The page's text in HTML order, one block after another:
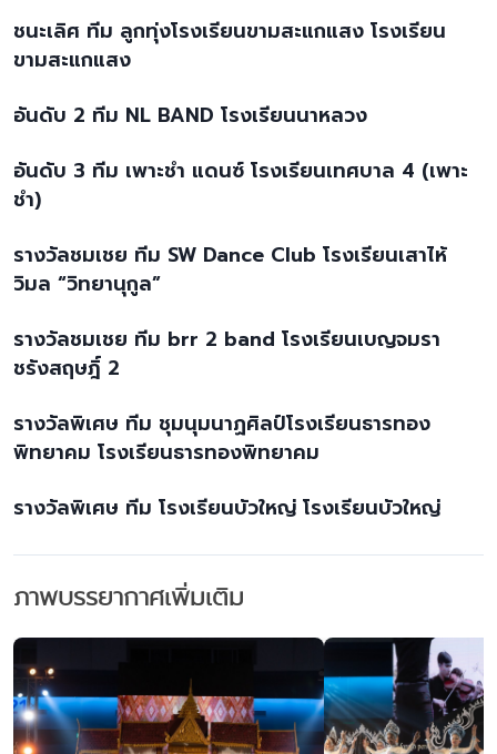
ชนะเลิศ ทีม ลูกทุ่งโรงเรียนขามสะแกแสง โรงเรียน
ขามสะแกแสง
อันดับ 2 ทีม NL BAND โรงเรียนนาหลวง
อันดับ 3 ทีม เพาะชำ แดนซ์ โรงเรียนเทศบาล 4 (เพาะ
ชำ)
รางวัลชมเชย ทีม SW Dance Club โรงเรียนเสาไห้
วิมล “วิทยานุกูล”
รางวัลชมเชย ทีม brr 2 band โรงเรียนเบญจมรา
ชรังสฤษฎิ์ 2
รางวัลพิเศษ ทีม ชุมนุมนาฏศิลป์โรงเรียนธารทอง
พิทยาคม โรงเรียนธารทองพิทยาคม
รางวัลพิเศษ ทีม โรงเรียนบัวใหญ่ โรงเรียนบัวใหญ่
ภาพบรรยากาศเพิ่มเติม